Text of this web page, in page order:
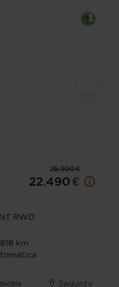
26.990 €
22.490 €
RWD
km
Sagunto